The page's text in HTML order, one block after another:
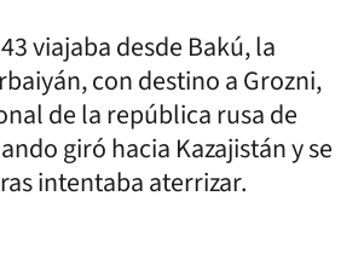
viajaba desde Bakú, la
con destino a Grozni,
de la república rusa de
giró hacia Kazajistán y se
intentaba aterrizar.